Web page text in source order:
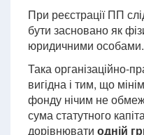
При реєстрації ПП
бути засновано як
юридичними особами.
Така організаційно-
вигідна і тим, що
фонду нічим не
сума статутного
дорівнювати одній